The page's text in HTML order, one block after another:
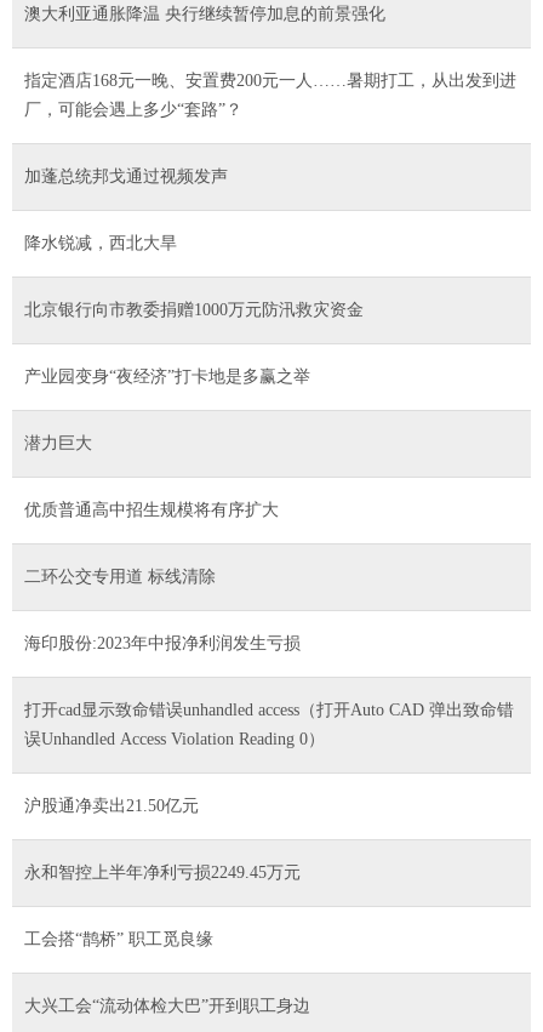
澳大利亚通胀降温 央行继续暂停加息的前景强化
指定酒店168元一晚、安置费200元一人……暑期打工，从出发到进
厂，可能会遇上多少“套路”？
加蓬总统邦戈通过视频发声
降水锐减，西北大旱
北京银行向市教委捐赠1000万元防汛救灾资金
产业园变身“夜经济”打卡地是多赢之举
潜力巨大
优质普通高中招生规模将有序扩大
二环公交专用道 标线清除
海印股份:2023年中报净利润发生亏损
打开cad显示致命错误unhandled access（打开Auto CAD 弹出致命错
误Unhandled Access Violation Reading 0）
沪股通净卖出21.50亿元
永和智控上半年净利亏损2249.45万元
工会搭“鹊桥” 职工觅良缘
大兴工会“流动体检大巴”开到职工身边